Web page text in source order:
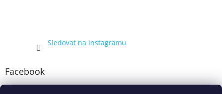
Sledovat na Instagramu
Facebook